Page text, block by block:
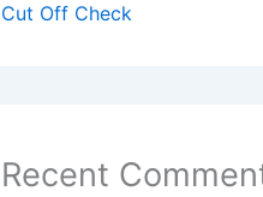
Cut Off Check
Recent